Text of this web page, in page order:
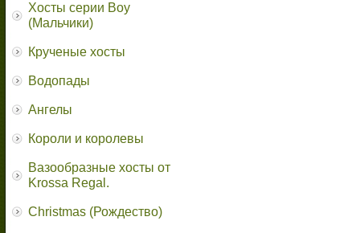
Хосты серии Boy
(Мальчики)
Крученые хосты
Водопады
Ангелы
Короли и королевы
Вазообразные хосты от
Krossa Regal.
Christmas (Рождество)